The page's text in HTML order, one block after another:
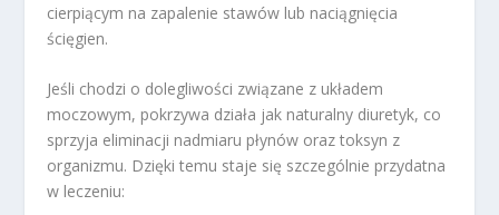
cierpiącym na zapalenie stawów lub naciągnięcia
ścięgien.
Jeśli chodzi o dolegliwości związane z układem
moczowym, pokrzywa działa jak naturalny diuretyk, co
sprzyja eliminacji nadmiaru płynów oraz toksyn z
organizmu. Dzięki temu staje się szczególnie przydatna
w leczeniu: